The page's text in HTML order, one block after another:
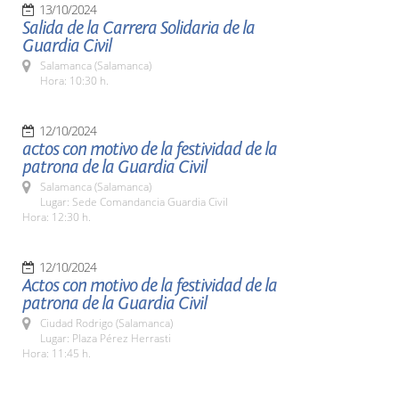
13/10/2024
Salida de la Carrera Solidaria de la
Guardia Civil
Salamanca (Salamanca)
Hora: 10:30 h.
12/10/2024
actos con motivo de la festividad de la
patrona de la Guardia Civil
Salamanca (Salamanca)
Lugar: Sede Comandancia Guardia Civil
Hora: 12:30 h.
12/10/2024
Actos con motivo de la festividad de la
patrona de la Guardia Civil
Ciudad Rodrigo (Salamanca)
Lugar: Plaza Pérez Herrasti
Hora: 11:45 h.